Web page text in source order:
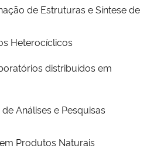
de Estruturas e Síntese de
Heterocíclicos
distribuídos em
Análises e Pesquisas
Produtos Naturais